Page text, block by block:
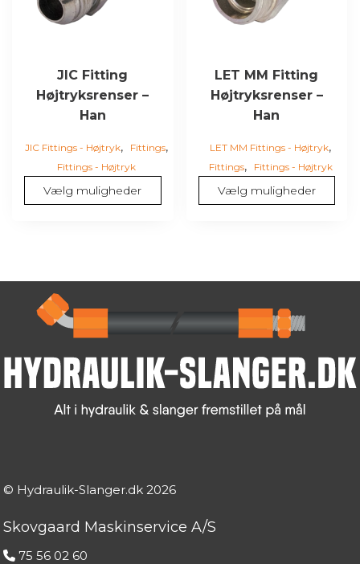
JIC Fitting
Højtryksrenser –
Han
JIC Fittings - Højtryk, Fittings,
Fittings - Højtryk
Vælg muligheder
varesiden
LET MM Fitting
Højtryksrenser –
Han
LET MM Fittings - Højtryk,
Fittings, Fittings - Højtryk
Vælg muligheder
varesiden
© Hydraulik-Slanger.dk2026
Skovgaard Maskinservice A/S
75 56 02 60